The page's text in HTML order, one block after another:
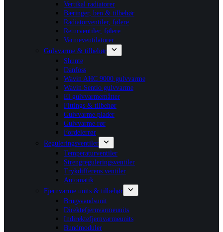
Vertikal radiatorer
Bæringer, ben & tilbehør
Radiatorventiler, følere
Returventiler, følere
Varmeventilatorer
Gulvvarme & tilbehør
Shunte
Danfoss
Wavin AHC 9000 gulvvarme
Wavin Sentio gulvvarme
El gulvvarmemåtter
Fittings & tilbehør
Gulvvarme plader
Gulvvarme rør
Fordelerrør
Reguleringsventiler
Temperaturventiler
Strengreguleringsventiler
Trykdifferens ventiler
Automatik
Fjernvarme units & tilbehør
Brugsvandsunit
Direktefjernvarmeunits
Indirektefjernvarmeunits
Bundmoduler